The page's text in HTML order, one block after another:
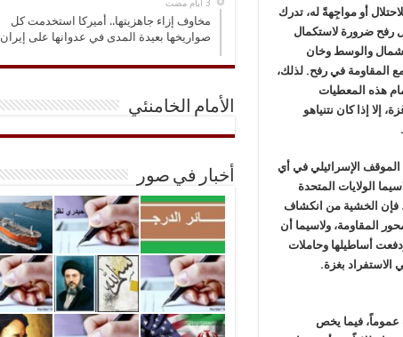
أو مواجِهةً له، تدرك
رفح ضرورة لاستكمال
والوسط وخان
المقاومة في رفح. لذلك،
هذه المعطيات
إذا كان نتنياهو
الإسرائيلي في أي
الولايات المتحدة
فإن الخشية من انكشاف
المقاومة، ولاسيما أن
أساطيلها وحاملات
الاستفراد بغزة.
عموماً، فيما يخص
مخاوف إزاء جاهزيتها.. أميركا استخدمت كل
صواريخها بعيدة المدى في عدوانها على إيران
الأمام الخامنئي
أخبار في صور